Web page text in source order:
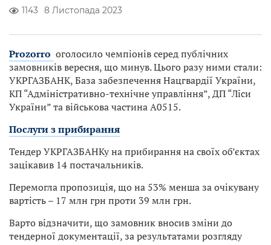
1143 8 Листопада 2023
Prozorro оголосило чемпіонів серед публічних
замовників вересня, що минув. Цього разу ними стали:
УКРГАЗБАНК, База забезпечення Нацгвардії України,
КП “Адміністративно-технічне управління”, ДП “Ліси
України” та військова частина А0515.
Послуги з прибирання
Тендер УКРГАЗБАНКу на прибирання на своїх об’єктах
зацікавив 14 постачальників.
Перемогла пропозиція, що на 53% менша за очікувану
вартість – 17 млн грн проти 39 млн грн.
Варто відзначити, що замовник вносив зміни до
тендерної документації, за результатами розгляду